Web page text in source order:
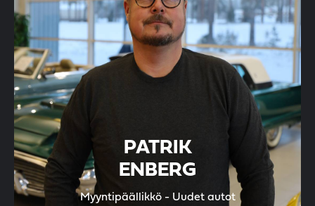
PATRIK
ENBERG
Myyntipäällikkö - Uudet autot